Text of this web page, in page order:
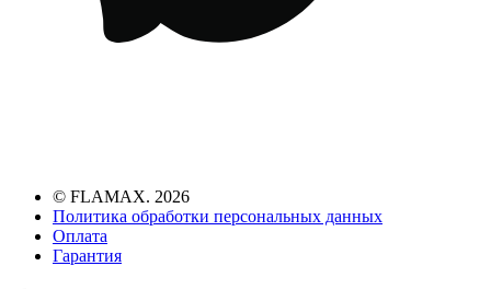
© FLAMAX. 2026
Политика обработки персональных данных
Оплата
Гарантия